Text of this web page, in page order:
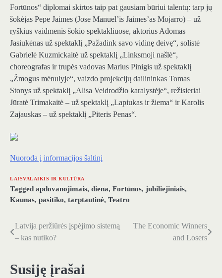
Fortūnos“ diplomai skirtos taip pat gausiam būriui talentų: tarp jų
šokėjas Pepe Jaimes (Jose Manuel’is Jaimes’as Mojarro) – už
ryškius vaidmenis šokio spektakliuose, aktorius Adomas
Jasiukėnas už spektaklį „Pažadink savo vidinę deivę“, solistė
Gabrielė Kuzmickaitė už spektaklį „Linksmoji našlė“,
choreografas ir trupės vadovas Marius Pinigis už spektaklį
„Žmogus mėnulyje“, vaizdo projekcijų dailininkas Tomas
Stonys už spektaklį „Alisa Veidrodžio karalystėje“, režisieriai
Jūratė Trimakaitė – už spektaklį „Lapiukas ir žiema“ ir Karolis
Zajauskas – už spektaklį „Piteris Penas“.
Nuoroda į informacijos šaltinį
LAISVALAIKIS IR KULTŪRA
Tagged apdovanojimais, diena, Fortūnos, jubiliejiniais,
Kaunas, pasitiko, tarptautinė, Teatro
Navigacija
įrašų
Latvija peržiūrės įspėjimo sistemą
– kas nutiko?
The Economic Winners
and Losers
Susiję įrašai